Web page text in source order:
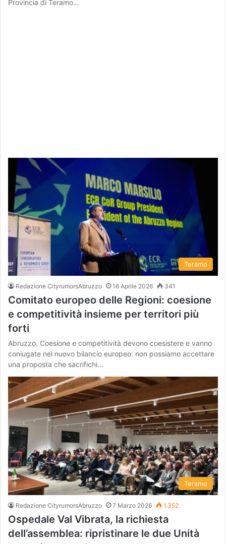
Provincia di Teramo…
Teramo
Redazione CityrumorsAbruzzo 16 Aprile 2026 341
Comitato europeo delle Regioni: coesione
e competitività insieme per territori più
forti
Abruzzo. Coesione e competitività devono coesistere e vanno
coniugate nel nuovo bilancio europeo: non possiamo accettare
una proposta che sacrifichi…
Teramo
Redazione CityrumorsAbruzzo 7 Marzo 2026 1.352
Ospedale Val Vibrata, la richiesta
dell’assemblea: ripristinare le due Unità